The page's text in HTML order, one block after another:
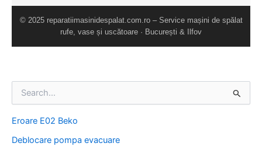
© 2025 reparatiimasinidespalat.com.ro – Service mașini de spălat
rufe, vase și uscătoare · București & Ilfov
r
h
Eroare E02 Beko
Deblocare pompa evacuare